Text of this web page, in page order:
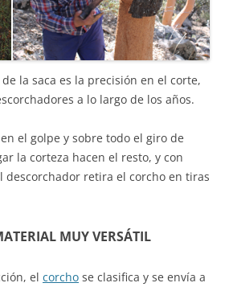
la saca es la precisión en el corte,
a lo largo de los años.
el golpe y sobre todo el giro de
la corteza hacen el resto, y con
descorchador retira el corcho en tiras
MUY VERSÁTIL
el corcho se clasifica y se envía a